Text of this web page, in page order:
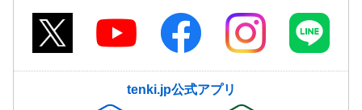
tenki.jp公式アプリ